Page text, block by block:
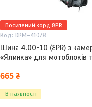
Посилений корд 8PR
DPM-410/8
Шина 4.00-10 (8PR) з
«Ялинка» для мотоблоків
665 ₴
В наявності